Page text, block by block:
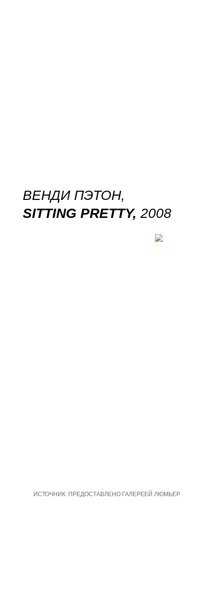
ВЕНДИ ПЭТОН,
SITTING PRETTY, 2008
ИСТОЧНИК: ПРЕДОСТАВЛЕНО ГАЛЕРЕЕЙ ЛЮМЬЕР